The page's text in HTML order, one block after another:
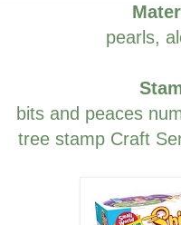
pearls,
bits and peaces
tree stamp Craft